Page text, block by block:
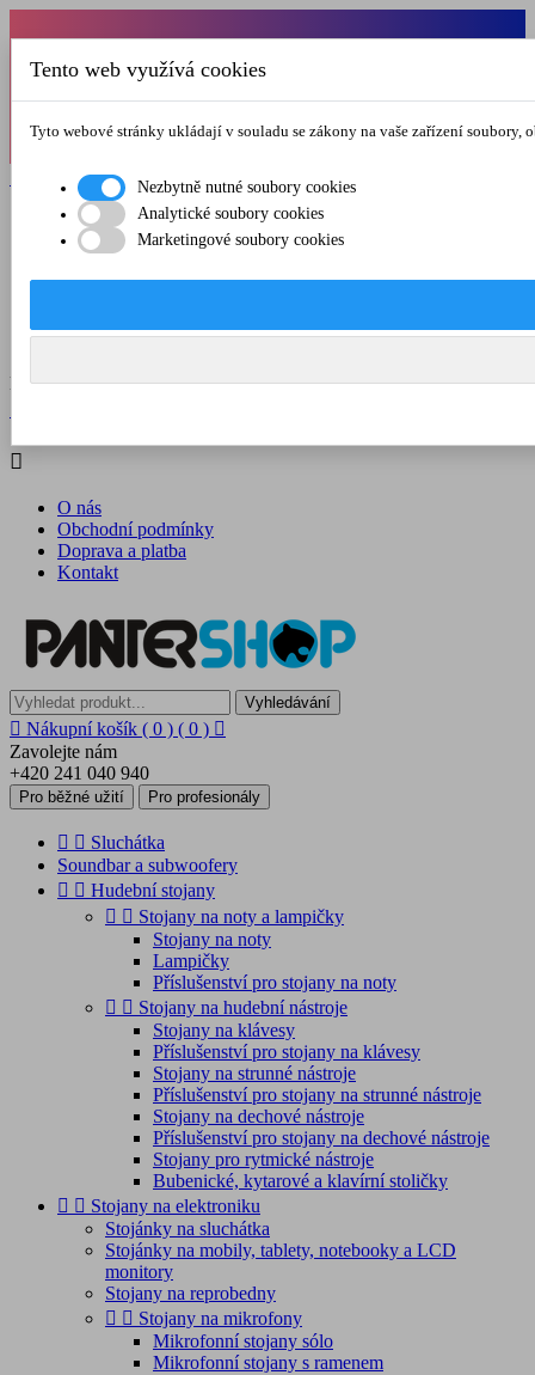
Od 1.7.-31.8.2026 budeme mít v pátek
zkrácenou provozní dobu do 12.00 hod. Přejeme
Registrovat  Přihlásit se
O nás
Kontakt
Menu  

O nás
Obchodní podmínky
Doprava a platba
Kontakt
Vyhledávání
 Nákupní košík ( 0 ) ( 0 ) 
Zavolejte nám
+420 241 040 940
Pro běžné užití Pro profesionály
  Sluchátka
Soundbar a subwoofery
  Hudební stojany
  Stojany na noty a lampičky
Stojany na noty
Lampičky
Příslušenství pro stojany na noty
  Stojany na hudební nástroje
Stojany na klávesy
Příslušenství pro stojany na klávesy
Stojany na strunné nástroje
Příslušenství pro stojany na strunné nástroje
Stojany na dechové nástroje
Příslušenství pro stojany na dechové nástroje
Stojany pro rytmické nástroje
Bubenické, kytarové a klavírní stoličky
  Stojany na elektroniku
Stojánky na sluchátka
Stojánky na mobily, tablety, notebooky a LCD
monitory
Stojany na reprobedny
  Stojany na mikrofony
Mikrofonní stojany sólo
Mikrofonní stojany s ramenem
Tento web využívá cookies
Tyto webové stránky ukládají v souladu se zákony na vaše zařízení
Nezbytně nutné soubory cookies
Analytické soubory cookies
Marketingové soubory cookies